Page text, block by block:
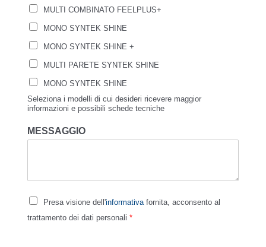
MULTI COMBINATO FEELPLUS+
MONO SYNTEK SHINE
MONO SYNTEK SHINE +
MULTI PARETE SYNTEK SHINE
MONO SYNTEK SHINE
Seleziona i modelli di cui desideri ricevere maggior
informazioni e possibili schede tecniche
MESSAGGIO
Presa visione dell'informativafornita, acconsento al
trattamento dei dati personali *